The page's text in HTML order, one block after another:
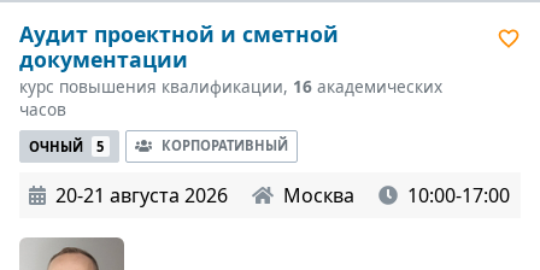
Аудит проектной и сметной
документации
курс повышения квалификации, 16 академических
часов
ОЧНЫЙ 5 КОРПОРАТИВНЫЙ
20-21 августа 2026 Москва 10:00-17:00